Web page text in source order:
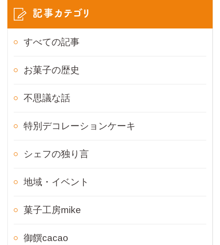
記事カテゴリ
すべての記事
お菓子の歴史
不思議な話
特別デコレーションケーキ
シェフの独り言
地域・イベント
菓子工房mike
御饌cacao